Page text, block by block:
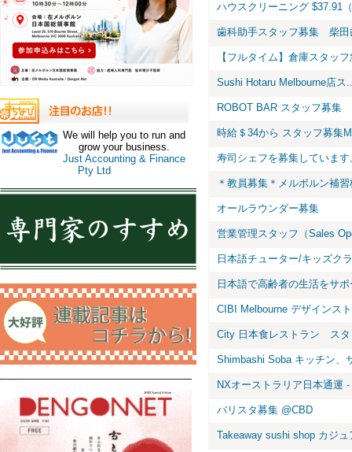
We will help you to run and
grow your business.
Just Accounting & Finance
Pty Ltd
ハウスクリーニング $37.91
歯科助手スタッフ募集 柴田
【フルタイム】倉庫スタッ
Sushi Hotaru Melbourne店ス
ROBOT BAR スタッフ募集
時給＄34から スタッフ募集
寿司シェフを募集していま
＊教員募集＊メルボルン補
オールラウンダー募集
営業管理スタッフ（Sales
日本語チューター/キッズク
日本語で高齢者の生活をサ
CIBI Melbourne デザインス
City 日本食レストラン スタ
Shimbashi Soba キッチン、
NXオーストラリア日本通運
バリスタ募集 @CBD
Takeaway sushi shop カジュ